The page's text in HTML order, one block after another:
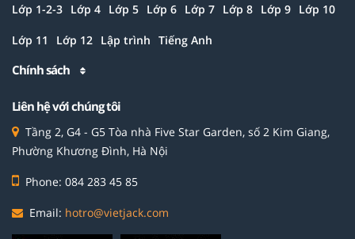
Lớp 1-2-3 Lớp 4 Lớp 5 Lớp 6 Lớp 7 Lớp 8 Lớp 9 Lớp 10
Lớp 11 Lớp 12 Lập trình Tiếng Anh
Chính sách
Liên hệ với chúng tôi
Tầng 2, G4 - G5 Tòa nhà Five Star Garden, số 2 Kim Giang,
Phường Khương Đình, Hà Nội
Phone: 084 283 45 85
Email: hotro@vietjack.com